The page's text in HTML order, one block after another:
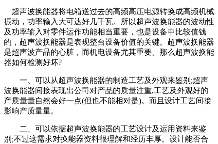
超声波换能器将电箱送过去的高频高压电源转换成高频机械
振动，功率输入大可达好几千瓦。所以超声波换能器的波动性
及功率输入对零件运作功能相当重要，也是设备中比较值钱
的，超声波换能器是表现整台设备价值的关键。超声波换能器
是超声波产品的心脏，而机电设备尤其重要。那么超声波换能
器如何检测好坏?
一、可以从超声波换能器的制造工艺及外观来鉴别;超声
波换能器间接表现出公司对产品的质量注重,工艺及外观好的
产质量量自然会好一点(但也不能相对是)。而且设计工艺间接
影响产质量量。
二、可以依据超声波换能器的工艺设计及运用资料来鉴
别;不过这需求对换能器资料很理解和经历丰厚。设计能否合